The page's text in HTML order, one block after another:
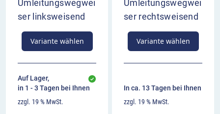
Umleitungswegwei
ser linksweisend
Variante wählen
Auf Lager,
in 1 - 3 Tagen bei Ihnen
zzgl. 19 % MwSt.
Umleitungswegwei
ser rechtsweisend
Variante wählen
In ca. 13 Tagen bei Ihnen
zzgl. 19 % MwSt.